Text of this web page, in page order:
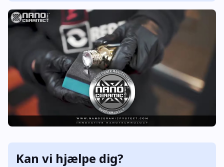
Kan vi hjælpe dig?